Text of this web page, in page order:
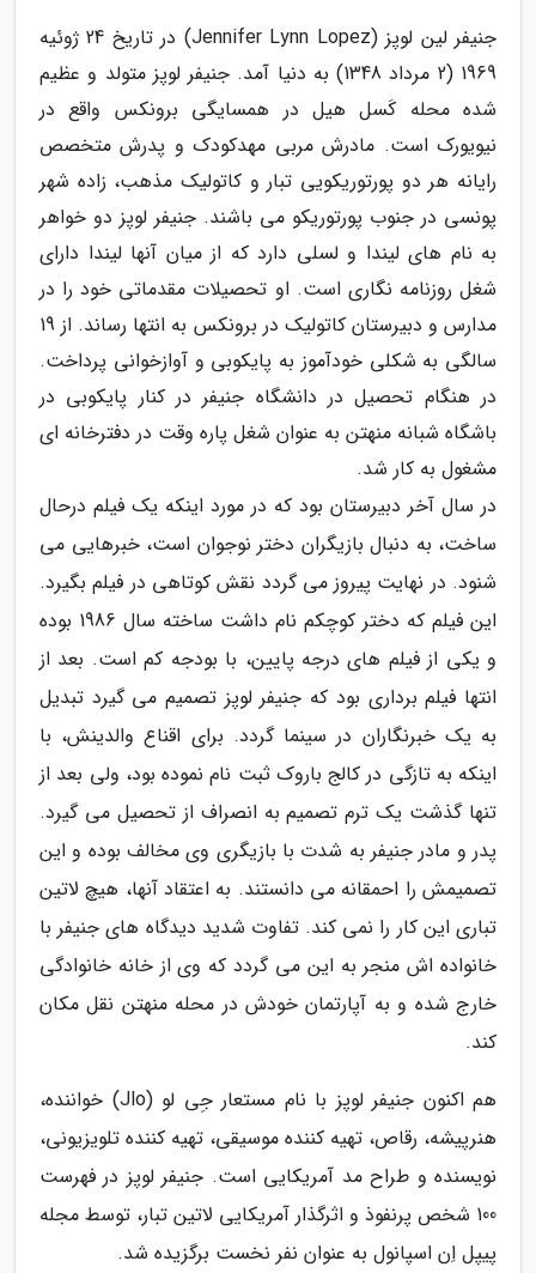
جنیفر لین لوپز (Jennifer Lynn Lopez) در تاریخ 24 ژوئیه
1969 (2 مرداد 1348) به دنیا آمد. جنیفر لوپز متولد و عظیم
شده محله کَسل هیل در همسایگی برونکس واقع در
نیویورک است. مادرش مربی مهدکودک و پدرش متخصص
رایانه هر دو پورتوریکویی تبار و کاتولیک مذهب، زاده شهر
پونسی در جنوب پورتوریکو می باشند. جنیفر لوپز دو خواهر
به نام های لیندا و لسلی دارد که از میان آنها لیندا دارای
شغل روزنامه نگاری است. او تحصیلات مقدماتی خود را در
مدارس و دبیرستان کاتولیک در برونکس به انتها رساند. از 19
سالگی به شکلی خودآموز به پایکوبی و آوازخوانی پرداخت.
در هنگام تحصیل در دانشگاه جنیفر در کنار پایکوبی در
باشگاه شبانه منهتن به عنوان شغل پاره وقت در دفترخانه ای
مشغول به کار شد.
در سال آخر دبیرستان بود که در مورد اینکه یک فیلم درحال
ساخت، به دنبال بازیگران دختر نوجوان است، خبرهایی می
شنود. در نهایت پیروز می گردد نقش کوتاهی در فیلم بگیرد.
این فیلم که دختر کوچکم نام داشت ساخته سال 1986 بوده
و یکی از فیلم های درجه پایین، با بودجه کم است. بعد از
انتها فیلم برداری بود که جنیفر لوپز تصمیم می گیرد تبدیل
به یک خبرنگاران در سینما گردد. برای اقناع والدینش، با
اینکه به تازگی در کالج باروک ثبت نام نموده بود، ولی بعد از
تنها گذشت یک ترم تصمیم به انصراف از تحصیل می گیرد.
پدر و مادر جنیفر به شدت با بازیگری وی مخالف بوده و این
تصمیمش را احمقانه می دانستند. به اعتقاد آنها، هیچ لاتین
تباری این کار را نمی کند. تفاوت شدید دیدگاه های جنیفر با
خانواده اش منجر به این می گردد که وی از خانه خانوادگی
خارج شده و به آپارتمان خودش در محله منهتن نقل مکان
کند.
هم اکنون جنیفر لوپز با نام مستعار جِی لو (Jlo) خواننده،
هنرپیشه، رقاص، تهیه کننده موسیقی، تهیه کننده تلویزیونی،
نویسنده و طراح مد آمریکایی است. جنیفر لوپز در فهرست
100 شخص پرنفوذ و اثرگذار آمریکایی لاتین تبار، توسط مجله
پیپل اِن اسپانول به عنوان نفر نخست برگزیده شد.